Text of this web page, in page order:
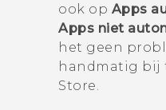
ook op Apps
Apps niet
het geen
handmatig bij
Store.